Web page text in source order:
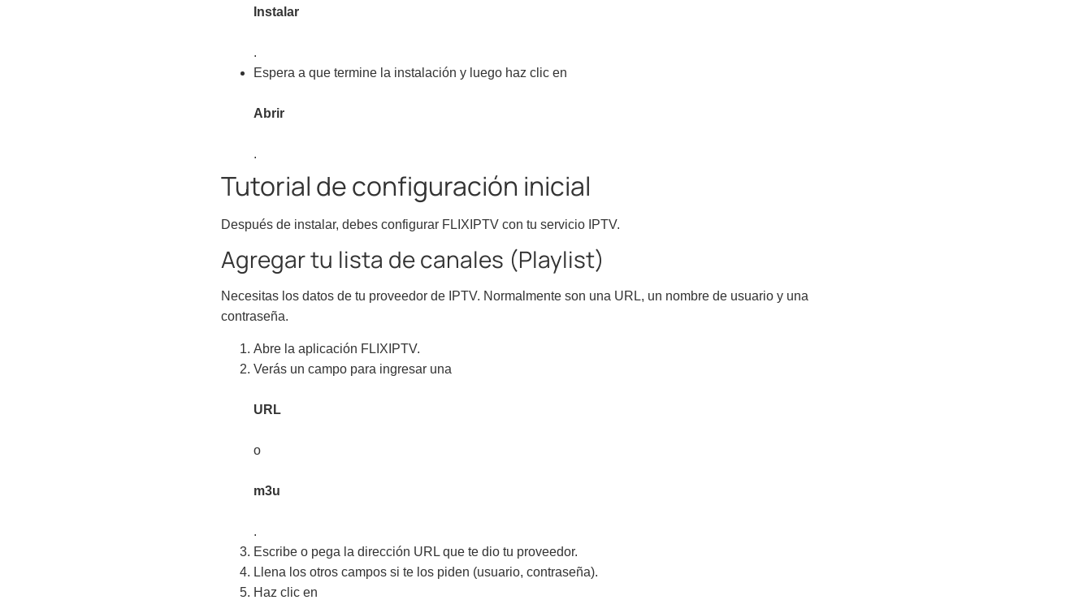
Instalar
.
Espera a que termine la instalación y luego haz clic en
Abrir
.
Tutorial de configuración inicial
Después de instalar, debes configurar FLIXIPTV con tu servicio IPTV.
Agregar tu lista de canales (Playlist)
Necesitas los datos de tu proveedor de IPTV. Normalmente son una URL, un nombre de usuario y una
contraseña.
Abre la aplicación FLIXIPTV.
Verás un campo para ingresar una
URL
o
m3u
.
Escribe o pega la dirección URL que te dio tu proveedor.
Llena los otros campos si te los piden (usuario, contraseña).
Haz clic en